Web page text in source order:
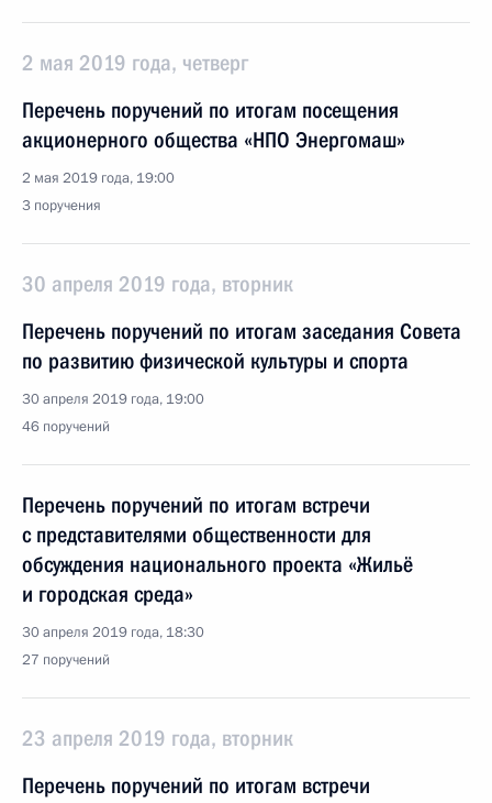
2 мая 2019 года, четверг
Перечень поручений по итогам посещения
акционерного общества «НПО Энергомаш»
2 мая 2019 года, 19:00
3 поручения
30 апреля 2019 года, вторник
Перечень поручений по итогам заседания Совета
по развитию физической культуры и спорта
30 апреля 2019 года, 19:00
46 поручений
Перечень поручений по итогам встречи
с представителями общественности для
обсуждения национального проекта «Жильё
и городская среда»
30 апреля 2019 года, 18:30
27 поручений
23 апреля 2019 года, вторник
Перечень поручений по итогам встречи